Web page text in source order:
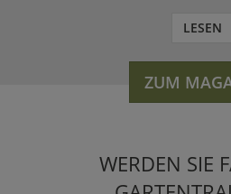
LESEN
ZUM
WERDEN SIE